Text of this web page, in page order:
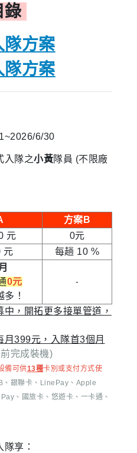
錄
隊方案
隊方案
6/30
入隊之小黃隊員 (不限廠
方案B
元 0元
元 每趟 10 %
0元
多！
-
中，開拓更多接單管道，
399元，入隊首3個月
完成裝機)
備可供13種卡別或支付方式使
銀聯卡、LinePay、Apple
、國旅卡、悠遊卡、一卡通、
享：